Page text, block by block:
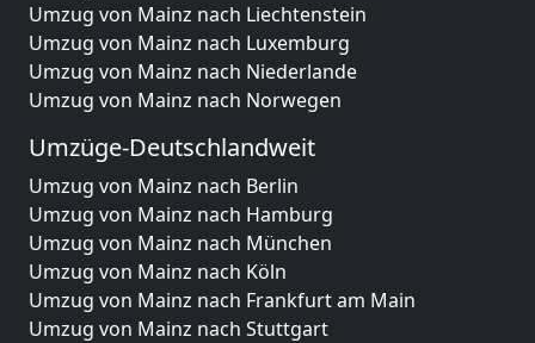
Umzug von Mainz nach Liechtenstein
Umzug von Mainz nach Luxemburg
Umzug von Mainz nach Niederlande
Umzug von Mainz nach Norwegen
Umzüge-Deutschlandweit
Umzug von Mainz nach Berlin
Umzug von Mainz nach Hamburg
Umzug von Mainz nach München
Umzug von Mainz nach Köln
Umzug von Mainz nach Frankfurt am Main
Umzug von Mainz nach Stuttgart